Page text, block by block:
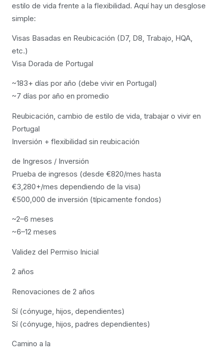
estilo de vida frente a la flexibilidad. Aquí hay un desglose
simple:
Visas Basadas en Reubicación (D7, D8, Trabajo, HQA,
etc.)
Visa Dorada de Portugal
~183+ días por año (debe vivir en Portugal)
~7 días por año en promedio
Reubicación, cambio de estilo de vida, trabajar o vivir en
Portugal
Inversión + flexibilidad sin reubicación
de Ingresos / Inversión
Prueba de ingresos (desde €820/mes hasta
€3,280+/mes dependiendo de la visa)
€500,000 de inversión (típicamente fondos)
~2–6 meses
~6–12 meses
Validez del Permiso Inicial
2 años
Renovaciones de 2 años
Sí (cónyuge, hijos, dependientes)
Sí (cónyuge, hijos, padres dependientes)
Camino a la